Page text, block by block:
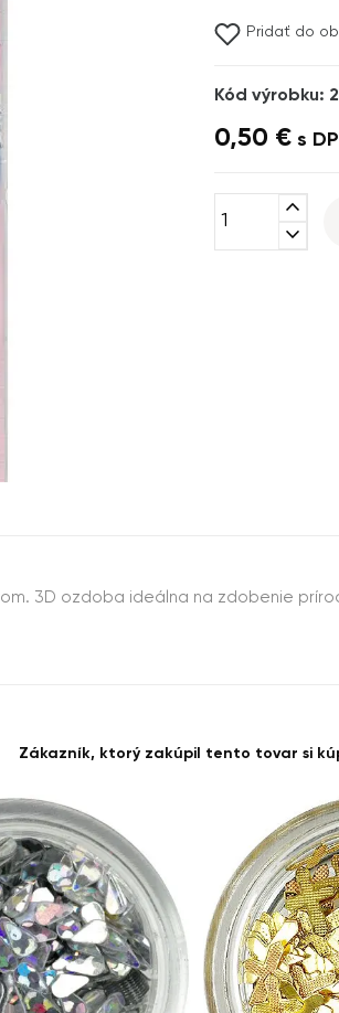
Pridať do
Kód výrobku:
0,50 € s
expand_less
expand_more
3D ozdoba ideálna na zdobenie
Zákazník, ktorý zakúpil tento tovar si